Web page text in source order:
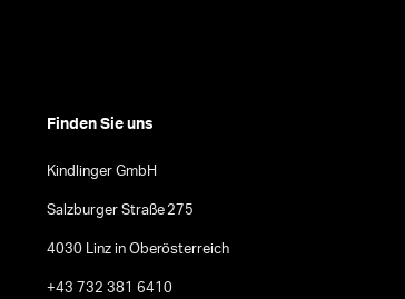
Finden Sie uns
Kindlinger GmbH
Salzburger Straße 275
4030 Linz in Oberösterreich
+43 732 381 6410